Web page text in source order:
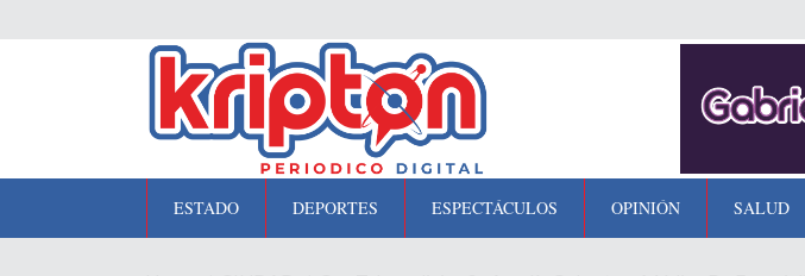
ESTADO DEPORTES ESPECTÁCULOS OPINIÓN SALUD